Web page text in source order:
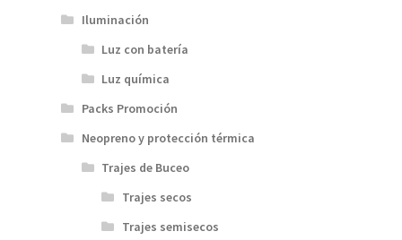
Iluminación
Luz con batería
Luz química
Packs Promoción
Neopreno y protección térmica
Trajes de Buceo
Trajes secos
Trajes semisecos